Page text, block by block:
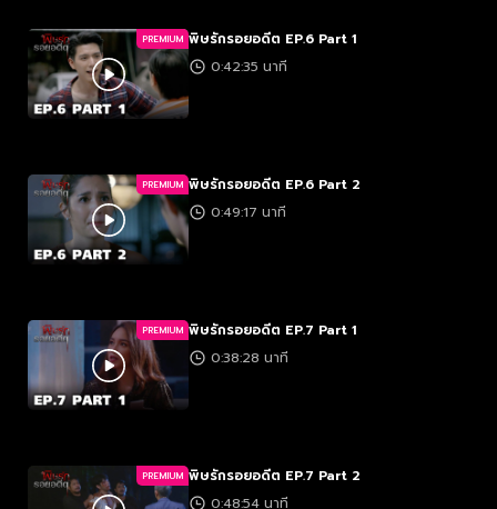
PREMIUM พิษรักรอยอดีต EP.6 Part 1
0:42:35 นาที
PREMIUM พิษรักรอยอดีต EP.6 Part 2
0:49:17 นาที
PREMIUM พิษรักรอยอดีต EP.7 Part 1
0:38:28 นาที
PREMIUM พิษรักรอยอดีต EP.7 Part 2
0:48:54 นาที